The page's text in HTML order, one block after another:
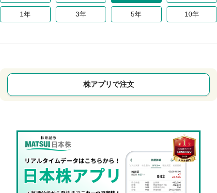
1年 3年 5年 10年
株アプリで注文